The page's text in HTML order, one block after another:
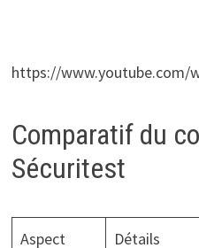
https://www.youtube.com/
Comparatif du
Sécuritest
Aspect Détails